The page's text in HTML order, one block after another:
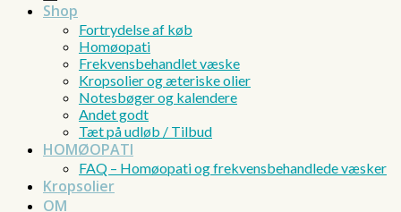
Shop
Fortrydelse af køb
Homøopati
Frekvensbehandlet væske
Kropsolier og æteriske olier
Notesbøger og kalendere
Andet godt
Tæt på udløb / Tilbud
HOMØOPATI
FAQ – Homøopati og frekvensbehandlede væsker
Kropsolier
OM